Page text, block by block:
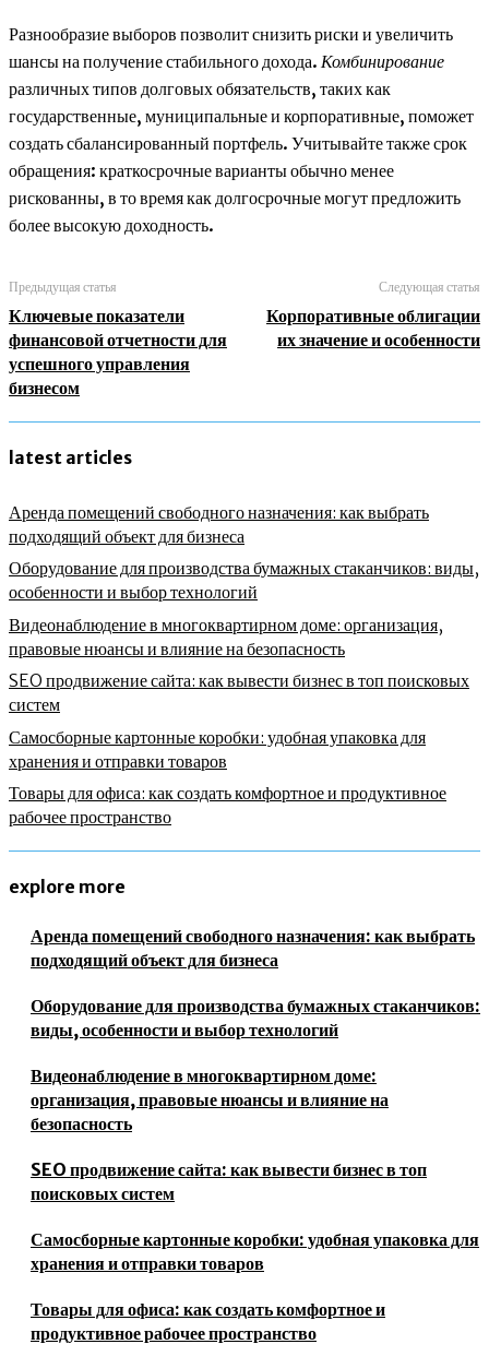
Разнообразие выборов позволит снизить риски и увеличить
шансы на получение стабильного дохода. Комбинирование
различных типов долговых обязательств, таких как
государственные, муниципальные и корпоративные, поможет
создать сбалансированный портфель. Учитывайте также срок
обращения: краткосрочные варианты обычно менее
рискованны, в то время как долгосрочные могут предложить
более высокую доходность.
Предыдущая статья
Ключевые показатели
финансовой отчетности для
успешного управления
бизнесом
Следующая статья
Корпоративные облигации
их значение и особенности
latest articles
Аренда помещений свободного назначения: как выбрать
подходящий объект для бизнеса
Оборудование для производства бумажных стаканчиков: виды,
особенности и выбор технологий
Видеонаблюдение в многоквартирном доме: организация,
правовые нюансы и влияние на безопасность
SEO продвижение сайта: как вывести бизнес в топ поисковых
систем
Самосборные картонные коробки: удобная упаковка для
хранения и отправки товаров
Товары для офиса: как создать комфортное и продуктивное
рабочее пространство
explore more
Аренда помещений свободного назначения: как выбрать
подходящий объект для бизнеса
Оборудование для производства бумажных стаканчиков:
виды, особенности и выбор технологий
Видеонаблюдение в многоквартирном доме:
организация, правовые нюансы и влияние на
безопасность
SEO продвижение сайта: как вывести бизнес в топ
поисковых систем
Самосборные картонные коробки: удобная упаковка для
хранения и отправки товаров
Товары для офиса: как создать комфортное и
продуктивное рабочее пространство